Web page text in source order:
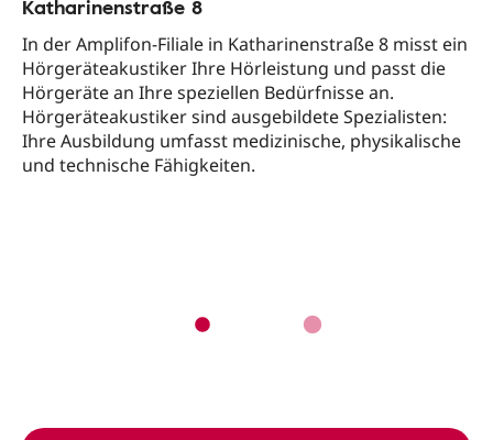
Katharinenstraße 8
In der Amplifon-Filiale in Katharinenstraße 8 misst ein
Hörgeräteakustiker Ihre Hörleistung und passt die
Hörgeräte an Ihre speziellen Bedürfnisse an.
Hörgeräteakustiker sind ausgebildete Spezialisten:
Ihre Ausbildung umfasst medizinische, physikalische
und technische Fähigkeiten.